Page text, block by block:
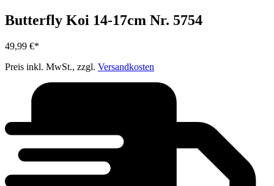
Butterfly Koi 14-17cm Nr. 5754
49,99 €*
Preis inkl. MwSt., zzgl. Versandkosten